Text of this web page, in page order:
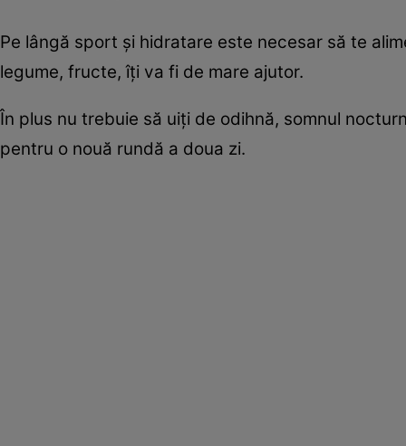
Pe lângă sport şi hidratare este necesar să te
legume, fructe, îţi va fi de mare ajutor.
În plus nu trebuie să uiţi de odihnă, somnul
pentru o nouă rundă a doua zi.